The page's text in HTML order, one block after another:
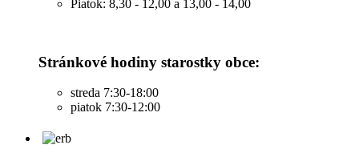
Piatok: 8,30 - 12,00 a 13,00 - 14,00
Stránkové hodiny starostky obce:
streda 7:30-18:00
piatok 7:30-12:00